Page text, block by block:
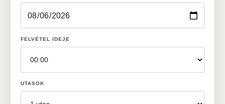
FELVÉTEL IDEJE
UTASOK